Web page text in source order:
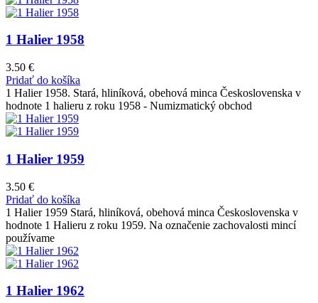
1 Halier 1958
3.50 €
Pridať do košíka
1 Halier 1958. Stará, hliníková, obehová minca Československa v
hodnote 1 halieru z roku 1958 - Numizmatický obchod
1 Halier 1959
3.50 €
Pridať do košíka
1 Halier 1959 Stará, hliníková, obehová minca Československa v
hodnote 1 Halieru z roku 1959. Na označenie zachovalosti mincí
používame
1 Halier 1962